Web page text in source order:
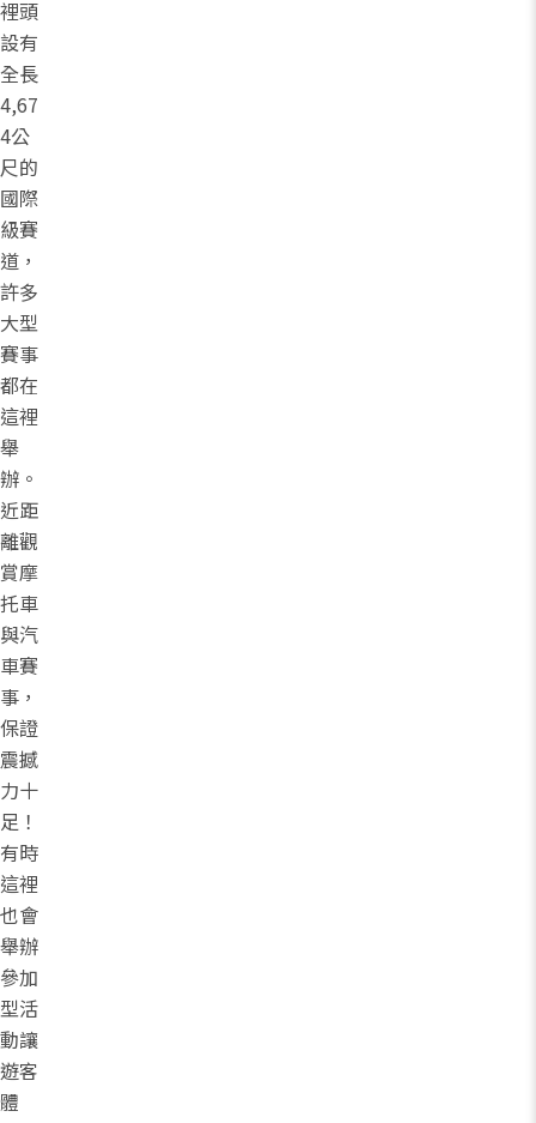
裡頭
設有
全長
4,67
4公
尺的
國際
級賽
道，
許多
大型
賽事
都在
這裡
舉
辦。
近距
離觀
賞摩
托車
與汽
車賽
事，
保證
震撼
力十
足！
有時
這裡
也會
舉辦
參加
型活
動讓
遊客
體